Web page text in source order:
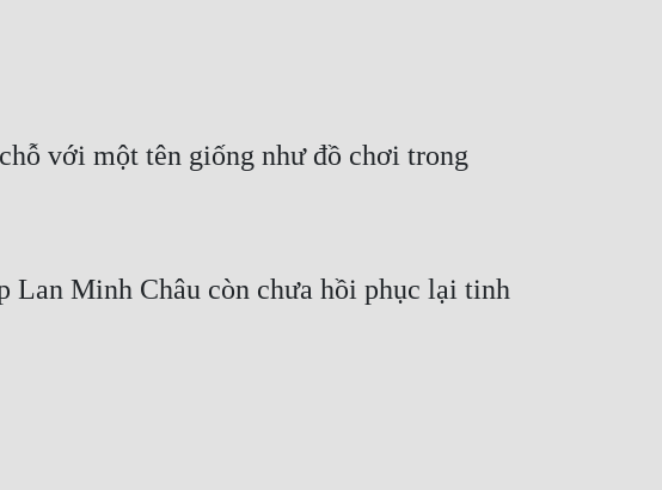
với một tên giống như đồ chơi trong
Minh Châu còn chưa hồi phục lại tinh